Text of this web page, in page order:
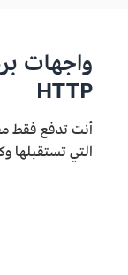
واجهات
HTTP
أنت تدفع فقط
التي تستقبلها